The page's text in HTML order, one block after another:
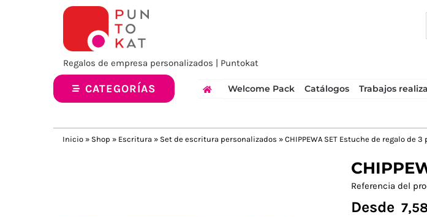
Regalos de empresa personalizados | Puntokat
CATEGORÍAS Welcome Pack Catálogos Trabajos
Inicio » Shop » Escritura » Set de escritura personalizados » CHIPPEWA SET Estuche de regalo de 3
Referencia del
Desde